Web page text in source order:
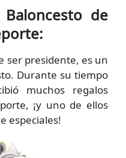
de
ser presidente, es un
Durante su tiempo
muchos regalos
¡y uno de ellos
especiales!